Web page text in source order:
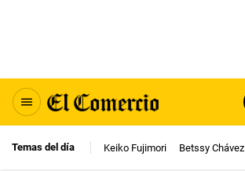
Temas del día Keiko Fujimori Betssy Chávez